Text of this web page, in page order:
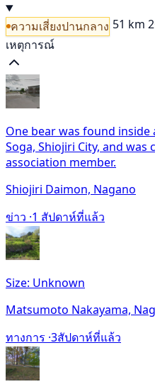
ความเสี่ยงปานกลาง 51 km
เหตุการณ์
One bear was found
Soga, Shiojiri City, and
association member.
Shiojiri Daimon, Nagano
ข่าว ·1 สัปดาห์ที่แล้ว
Size: Unknown
Matsumoto Nakayama,
ทางการ ·3สัปดาห์ที่แล้ว